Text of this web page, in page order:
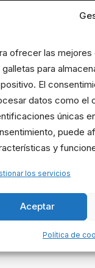
ofrecer las
galletas para
El
datos como el
únicas
puede
y
los servicios
Aceptar
Política de
2016
Gratuito de
de Carrera
by Jorge Chiches